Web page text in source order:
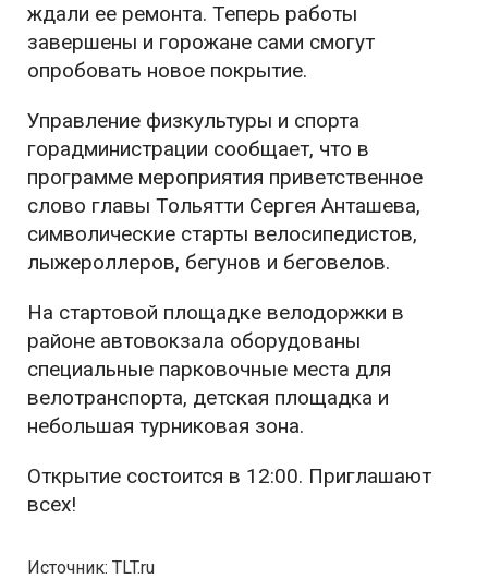
ждали ее ремонта. Теперь работы
завершены и горожане сами смогут
опробовать новое покрытие.
Управление физкультуры и спорта
горадминистрации сообщает, что в
программе мероприятия приветственное
слово главы Тольятти Сергея Анташева,
символические старты велосипедистов,
лыжероллеров, бегунов и беговелов.
На стартовой площадке велодоржки в
районе автовокзала оборудованы
специальные парковочные места для
велотранспорта, детская площадка и
небольшая турниковая зона.
Открытие состоится в 12:00. Приглашают
всех!
Источник: TLT.ru